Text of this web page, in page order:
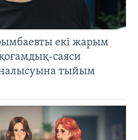
екі жарым
саяси
тыйым